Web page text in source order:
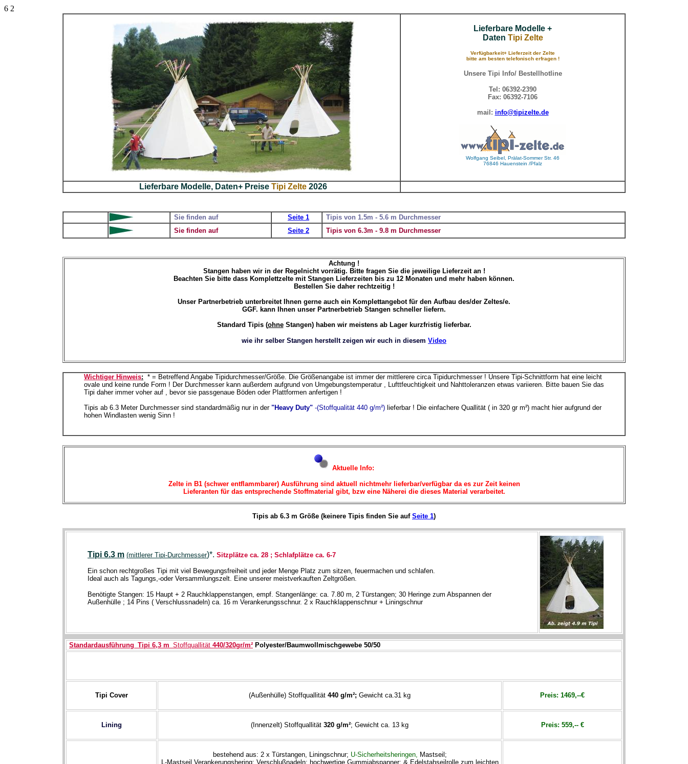
6 2
Lieferbare Modelle +
Daten Tipi Zelte
Verfügbarkeit+ Lieferzeit der Zelte
bitte am besten telefonisch erfragen !
Unsere Tipi Info/ Bestellhotline
Tel: 06392-2390
Fax: 06392-7106
mail: info@tipizelte.de
Wolfgang Seibel, Prälat-Sommer Str. 46
76846 Hauenstein /Pfalz
Lieferbare Modelle, Daten+ Preise Tipi Zelte 2026
Sie finden auf Seite 1
Tipis von 1.5m - 5.6 m Durchmesser
Sie finden auf Seite 2 Tipis von 6.3m - 9.8 m Durchmesser
Achtung !
Stangen haben wir in der Regelnicht vorrätig. Bitte fragen Sie die jeweilige Lieferzeit an !
Beachten Sie bitte dass Komplettzelte mit Stangen Lieferzeiten bis zu 12 Monaten und mehr haben können.
Bestellen Sie daher rechtzeitig !
Unser Partnerbetrieb unterbreitet Ihnen gerne auch ein Komplettangebot für den Aufbau des/der Zeltes/e.
GGF. kann Ihnen unser Partnerbetrieb Stangen schneller liefern.
Standard Tipis (ohneStangen) haben wir meistens ab Lager kurzfristig lieferbar.
wie ihr selber Stangen herstellt zeigen wir euch in diesem Video
Wichtiger Hinweis: * = Betreffend Angabe Tipidurchmesser/Größe. Die Größenangabe ist immer der mittlerere circa Tipidurchmesser ! Unsere Tipi-Schnittform hat eine leicht
ovale und keine runde Form ! Der Durchmesser kann außerdem aufgrund von Umgebungstemperatur , Lufttfeuchtigkeit und Nahttoleranzen etwas variieren. Bitte bauen Sie das
Tipi daher immer voher auf , bevor sie passgenaue Böden oder Plattformen anfertigen !
Tipis ab 6.3 Meter Durchmesser sind standardmäßig nur in der "Heavy Duty" -(Stoffqualität 440 g/m²) lieferbar ! Die einfachere Quallität ( in 320 gr m²) macht hier aufgrund der
hohen Windlasten wenig Sinn !
Aktuelle Info:
Zelte in B1 (schwer entflammbarer) Ausführung sind aktuell nichtmehr lieferbar/verfügbar da es zur Zeit keinen
Lieferanten für das entsprechende Stoffmaterial gibt, bzw eine Näherei die dieses Material verarbeitet.
Tipis ab 6.3 m Größe (keinere Tipis finden Sie auf Seite 1)
Tipi 6.3 m (mittlerer Tipi-Durchmesser)*. Sitzplätze ca. 28 ; Schlafplätze ca. 6-7
Ein schon rechtgroßes Tipi mit viel Bewegungsfreiheit und jeder Menge Platz zum sitzen, feuermachen und schlafen.
Ideal auch als Tagungs,-oder Versammlungszelt. Eine unserer meistverkauften Zeltgrößen.
Benötigte Stangen: 15 Haupt + 2 Rauchklappenstangen, empf. Stangenlänge: ca. 7.80 m, 2 Türstangen; 30 Heringe zum Abspannen der
Außenhülle ; 14 Pins ( Verschlussnadeln) ca. 16 m Verankerungsschnur. 2 x Rauchklappenschnur + Liningschnur
Standardausführung _Tipi 6,3 m_ Stoffquallität 440/320gr/m² Polyester/Baumwollmischgewebe 50/50
Tipi Cover (Außenhülle) Stoffquallität 440 g/m²; Gewicht ca.31 kg Preis: 1469,--€
Lining (Innenzelt) Stoffquallität 320 g/m²; Gewicht ca. 13 kg Preis: 559,-- €
bestehend aus: 2 x Türstangen, Liningschnur; U-Sicherheitsheringen, Mastseil;
L-Mastseil Verankerungshering; Verschlußnadeln; hochwertige Gummiabspanner; & Edelstahseilrolle zum leichten